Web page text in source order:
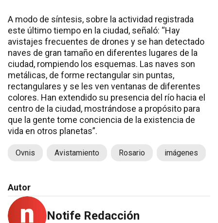
A modo de síntesis, sobre la actividad registrada
este último tiempo en la ciudad, señaló: “Hay
avistajes frecuentes de drones y se han detectado
naves de gran tamaño en diferentes lugares de la
ciudad, rompiendo los esquemas. Las naves son
metálicas, de forme rectangular sin puntas,
rectangulares y se les ven ventanas de diferentes
colores. Han extendido su presencia del río hacia el
centro de la ciudad, mostrándose a propósito para
que la gente tome conciencia de la existencia de
vida en otros planetas”.
Ovnis Avistamiento Rosario imágenes
Autor
Notife Redacción